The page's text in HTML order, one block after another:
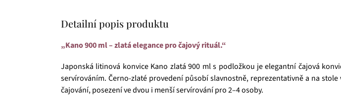
Detailní popis produktu
„Kano 900 ml – zlatá elegance pro čajový rituál.“
Japonská litinová konvice Kano zlatá 900 ml s podložkou je elegantní čajová
servírováním. Černo-zlaté provedení působí slavnostně, reprezentativně a na
čajování, posezení ve dvou i menší servírování pro 2–4 osoby.